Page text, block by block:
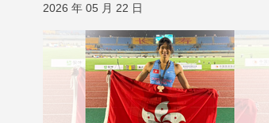
2026 年 05 月 22 日